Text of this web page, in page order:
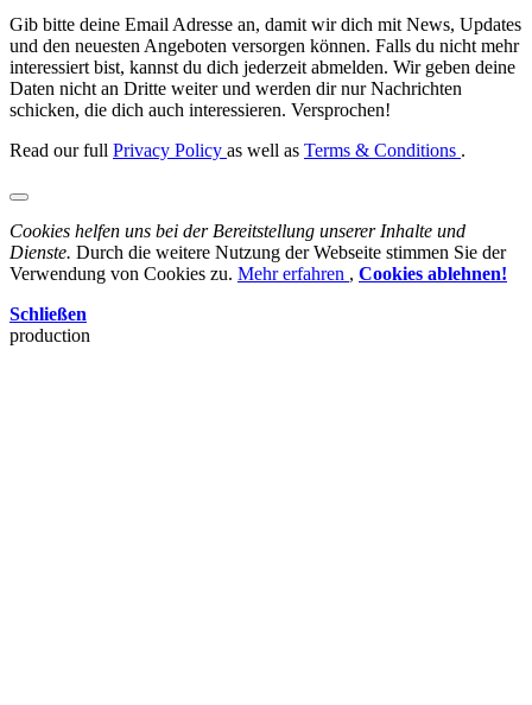
Gib bitte deine Email Adresse an, damit wir dich mit News, Updates
und den neuesten Angeboten versorgen können. Falls du nicht mehr
interessiert bist, kannst du dich jederzeit abmelden. Wir geben deine
Daten nicht an Dritte weiter und werden dir nur Nachrichten
schicken, die dich auch interessieren. Versprochen!
Read our full Privacy Policy as well as Terms & Conditions .
Cookies helfen uns bei der Bereitstellung unserer Inhalte und
Dienste. Durch die weitere Nutzung der Webseite stimmen Sie der
Verwendung von Cookies zu. Mehr erfahren , Cookies ablehnen!
Schließen
production